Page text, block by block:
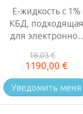
E-жидкость с 1%
КБД, подходящая
для электронной
18,03 €
1190,00 €
Уведомить меня